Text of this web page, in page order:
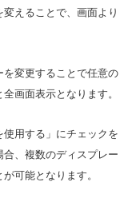
えることで、画面より
を変更することで任意の
画面表示となります。
使用する」にチェックを
、複数のディスプレー
可能となります。